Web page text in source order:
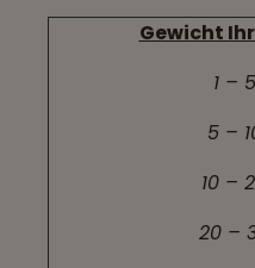
Gewicht
1 –
5 –
10 –
20 –